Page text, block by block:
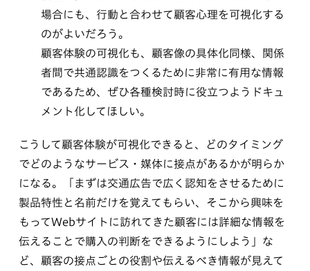
場合にも、行動と合わせて顧客心理を可視化する
のがよいだろう。
顧客体験の可視化も、顧客像の具体化同様、関係
者間で共通認識をつくるために非常に有用な情報
であるため、ぜひ各種検討時に役立つようドキュ
メント化してほしい。
こうして顧客体験が可視化できると、どのタイミング
でどのようなサービス・媒体に接点があるかが明らか
になる。「まずは交通広告で広く認知をさせるために
製品特性と名前だけを覚えてもらい、そこから興味を
もってWebサイトに訪れてきた顧客には詳細な情報を
伝えることで購入の判断をできるようにしよう」な
ど、顧客の接点ごとの役割や伝えるべき情報が見えて